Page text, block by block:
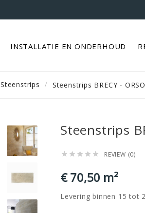
INSTALLATIE EN ONDERHOUD
Steenstrips Steenstrips BRECY -
Steenstrips
     REVIEW (0)
€ 70,50 m²
Levering binnen 15 tot